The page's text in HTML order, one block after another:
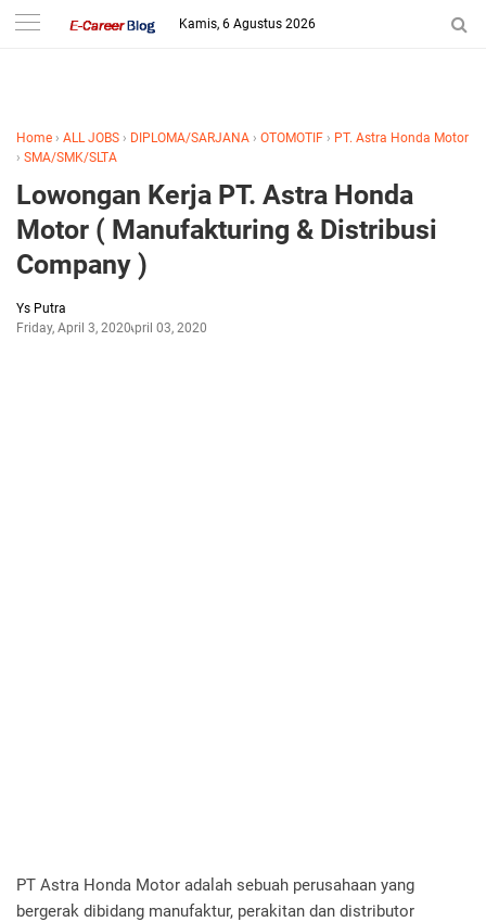
-->
Kamis, 6 Agustus 2026
Home › ALL JOBS › DIPLOMA/SARJANA › OTOMOTIF › PT. Astra Honda Motor
› SMA/SMK/SLTA
Lowongan Kerja PT. Astra Honda
Motor ( Manufakturing & Distribusi
Company )
Ys Putra
Friday, April 3, 2020April 03, 2020
PT Astra Honda Motor adalah sebuah perusahaan yang
bergerak dibidang manufaktur, perakitan dan distributor